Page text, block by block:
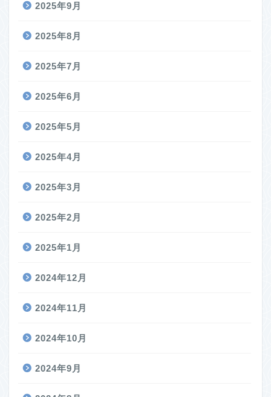
2025年9月
2025年8月
2025年7月
2025年6月
2025年5月
2025年4月
2025年3月
2025年2月
2025年1月
2024年12月
2024年11月
2024年10月
2024年9月